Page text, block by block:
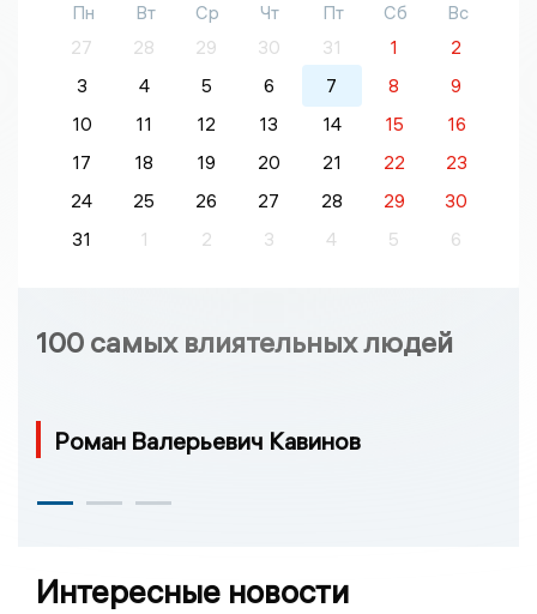
Пн Вт Ср Чт Пт Сб
Вс
27
28 29 30 31 1
2
3
4 5 6 7 8
9
10
11 12 13 14 15
16
17
18 19 20 21 22
23
24
25 26 27 28 29
30
31
1 2 3 4 5 6
100 самых влиятельных людей
Роман Валерьевич Кавинов
Интересные новости